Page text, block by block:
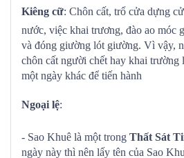
Kiêng cữ: Chôn cất, trổ cửa dựng
nước, việc khai trương, đào ao móc
và đóng giường lót giường. Vì vậy,
chôn cất người chết hay khai trường
một ngày khác để tiến hành
Ngoại lệ:
- Sao Khuê là một trong Thất Sát
ngày này thì nên lấy tên của Sao